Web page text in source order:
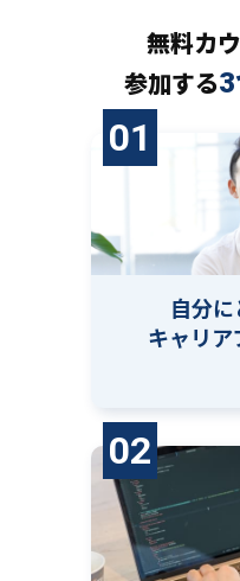
無料カ
参加する
01
自分に
キャリア
02